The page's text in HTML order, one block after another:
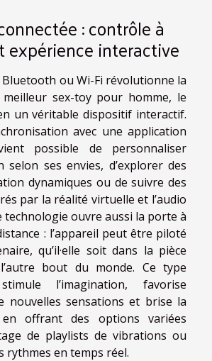
: contrôle à
expérience interactive
Bluetooth ou Wi-Fi révolutionne la
sex-toy pour homme, le
un véritable dispositif interactif.
avec une application
possible de personnaliser
selon ses envies, d’explorer des
dynamiques ou de suivre des
par la réalité virtuelle et l’audio
technologie ouvre aussi la porte à
: l’appareil peut être piloté
qu’il·elle soit dans la pièce
bout du monde. Ce type
l’imagination, favorise
nouvelles sensations et brise la
offrant des options variées
de playlists de vibrations ou
rythmes en temps réel.